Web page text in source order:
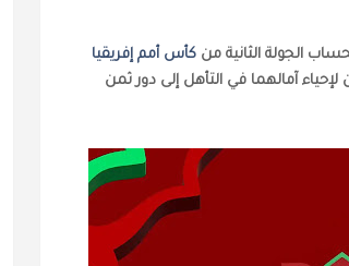
كأس أمم إفريقيا
آمالهما في التأهل إلى دور ثمن